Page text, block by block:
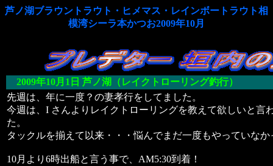
芦ノ湖ブラウントラウト・ヒメマス・レインボートラウト相
模湾シーラ本かつお2009年10月
2009年10月1日 芦ノ湖 （レイクトローリング釣行）
先週は、年に一度？の妻孝行をしてました。
今週は、I さんよりレイクトローリングを教えて欲しいと言
た。
タックルを揃えて以来・・・悩んでまだ一度もやっていな
10月より6時出船と言う事で、AM5:30到着！